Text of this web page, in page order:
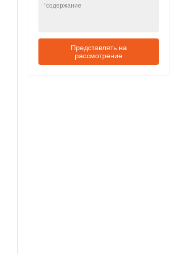
*содержание
Представлять на
рассмотрение